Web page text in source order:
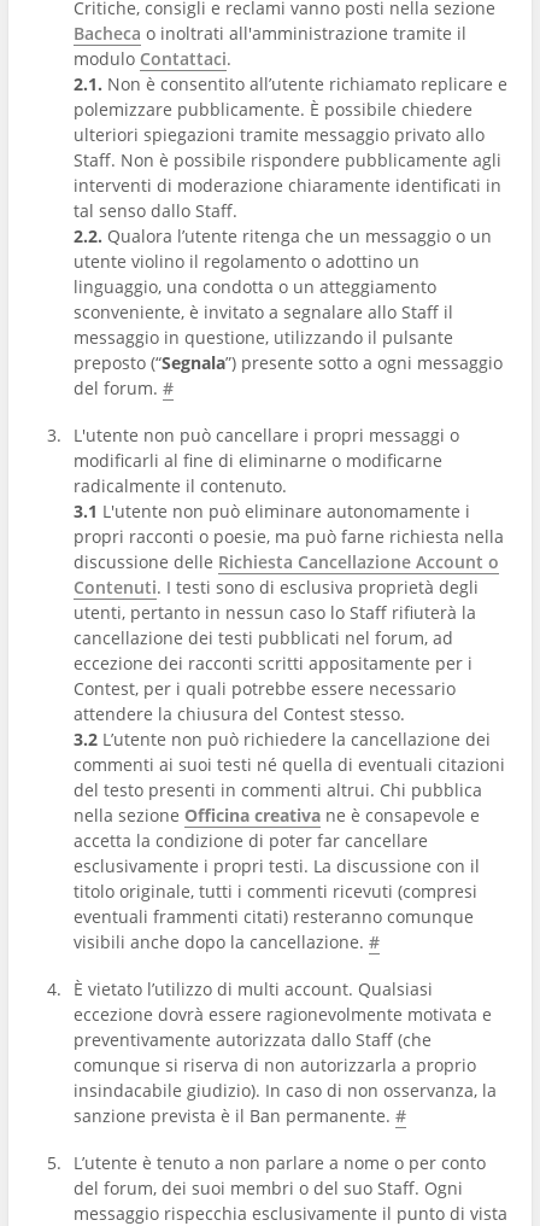
Critiche, consigli e reclami vanno posti nella sezione
Bacheca o inoltrati all'amministrazione tramite il
modulo Contattaci.
2.1. Non è consentito all’utente richiamato replicare e
polemizzare pubblicamente. È possibile chiedere
ulteriori spiegazioni tramite messaggio privato allo
Staff. Non è possibile rispondere pubblicamente agli
interventi di moderazione chiaramente identificati in
tal senso dallo Staff.
2.2. Qualora l’utente ritenga che un messaggio o un
utente violino il regolamento o adottino un
linguaggio, una condotta o un atteggiamento
sconveniente, è invitato a segnalare allo Staff il
messaggio in questione, utilizzando il pulsante
preposto (“Segnala”) presente sotto a ogni messaggio
del forum. #
L'utente non può cancellare i propri messaggi o
modificarli al fine di eliminarne o modificarne
radicalmente il contenuto.
3.1 L'utente non può eliminare autonomamente i
propri racconti o poesie, ma può farne richiesta nella
discussione delle Richiesta Cancellazione Account o
Contenuti. I testi sono di esclusiva proprietà degli
utenti, pertanto in nessun caso lo Staff rifiuterà la
cancellazione dei testi pubblicati nel forum, ad
eccezione dei racconti scritti appositamente per i
Contest, per i quali potrebbe essere necessario
attendere la chiusura del Contest stesso.
3.2 L’utente non può richiedere la cancellazione dei
commenti ai suoi testi né quella di eventuali citazioni
del testo presenti in commenti altrui. Chi pubblica
nella sezione Officina creativa ne è consapevole e
accetta la condizione di poter far cancellare
esclusivamente i propri testi. La discussione con il
titolo originale, tutti i commenti ricevuti (compresi
eventuali frammenti citati) resteranno comunque
visibili anche dopo la cancellazione. #
È vietato l’utilizzo di multi account. Qualsiasi
eccezione dovrà essere ragionevolmente motivata e
preventivamente autorizzata dallo Staff (che
comunque si riserva di non autorizzarla a proprio
insindacabile giudizio). In caso di non osservanza, la
sanzione prevista è il Ban permanente. #
L’utente è tenuto a non parlare a nome o per conto
del forum, dei suoi membri o del suo Staff. Ogni
messaggio rispecchia esclusivamente il punto di vista